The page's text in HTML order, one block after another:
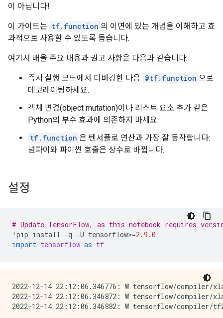
이 아닙니다!
이 가이드는 tf.function 의 이면에 있는 개념을 이해하고 효
과적으로 사용할 수 있도록 돕습니다.
여기서 배울 주요 내용과 권고 사항은 다음과 같습니다:
즉시 실행 모드에서 디버깅한 다음 @tf.function 으로
데코레이팅하세요.
객체 변경(object mutation)이나 리스트 요소 추가 같은
Python의 부수 효과에 의존하지 마세요.
tf.function 은 텐서플로 연산과 가장 잘 동작합니다:
넘파이와 파이썬 호출은 상수로 바뀝니다.
설정
# Update TensorFlow, as this notebook requires
! pip install -q -U tensorflow>=2.9.0
import tensorflow as tf
2022-12-14 22:12:06.346776: W tensorflow/
2022-12-14 22:12:06.346872: W tensorflow/